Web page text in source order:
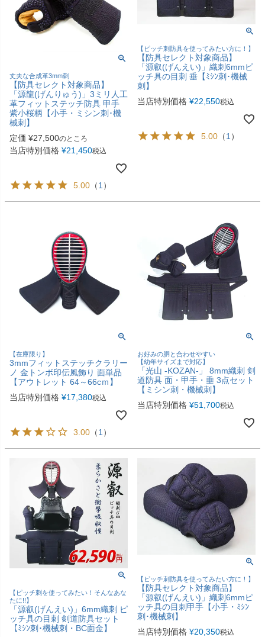
丈夫な合成革3mm刺
【防具セレクト対象商品】
「源龍(げんりゅう)」3ミリ人工
革フィットステッチ防具 甲手
紫小桜柄【小手・ミシン刺･機
械刺】
定価 ¥27,500のところ
当店特別価格 ¥21,450税込
5.00 （1 ）
【ピッチ刺防具を使ってみたい方に！】
【防具セレクト対象商品】
「源叡(げんえい)」織刺6mmピ
ッチ具の目刺 垂【ﾐｼﾝ刺･機械
刺】
当店特別価格 ¥22,550税込
5.00 （1）
【在庫限り】
3mmフィットステッチクラリー
ノ 金トンボ印伝風飾り 面単品
【アウトレット 64～66cｍ】
当店特別価格 ¥17,380税込
3.00 （1 ）
お好みの胴と合わせやすい
【幼年サイズまで対応】
「光山 -KOZAN-」 8mm織刺 剣
道防具 面・甲手・垂 3点セット
【ミシン刺・機械刺】
当店特別価格 ¥51,700税込
【ピッチ刺を使ってみたい！そんなあな
たに!!】
「源叡(げんえい)」6mm織刺 ピ
ッチ具の目刺 剣道防具セット
【ﾐｼﾝ刺･機械刺・BC面金】
【ピッチ刺防具を使ってみたい方に！】
【防具セレクト対象商品】
「源叡(げんえい)」織刺6mmピ
ッチ具の目刺甲手【小手・ﾐｼﾝ
刺･機械刺】
当店特別価格 ¥20,350税込